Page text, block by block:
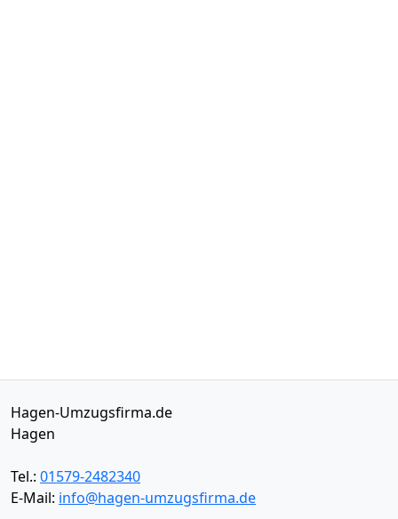
Hagen-Umzugsfirma.de
Hagen
Tel.: 01579-2482340
E-Mail: info@hagen-umzugsfirma.de